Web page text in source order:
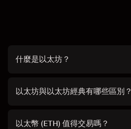
什麼是以太坊？
以太坊與以太坊經典有哪些區別？
以太幣 (ETH) 值得交易嗎？